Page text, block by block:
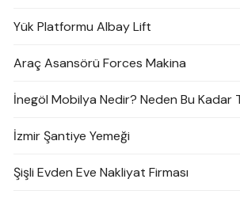
Yük Platformu Albay Lift
Araç Asansörü Forces Makina
İnegöl Mobilya Nedir? Neden Bu Kadar
İzmir Şantiye Yemeği
Şişli Evden Eve Nakliyat Firması